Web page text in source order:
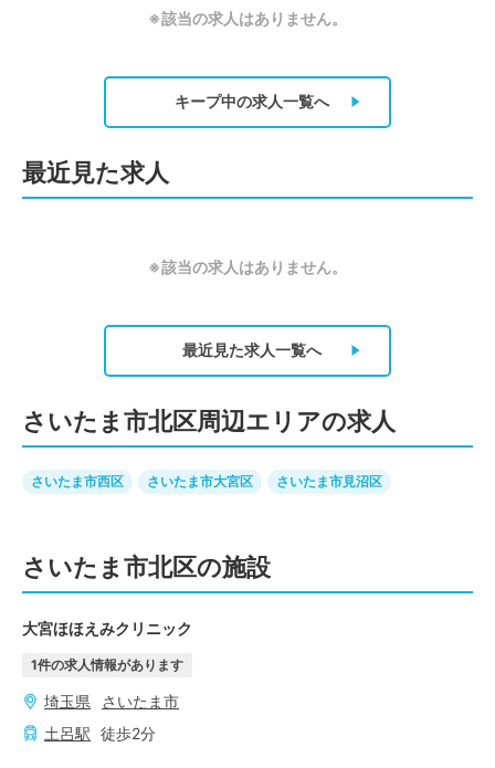
※該当の求人はありません。
キープ中の求人一覧へ
最近見た求人
※該当の求人はありません。
最近見た求人一覧へ
さいたま市北区周辺エリアの求人
さいたま市西区 さいたま市大宮区 さいたま市見沼区
さいたま市北区の施設
大宮ほほえみクリニック
1件の求人情報があります
埼玉県
さいたま市
土呂駅 徒歩2分